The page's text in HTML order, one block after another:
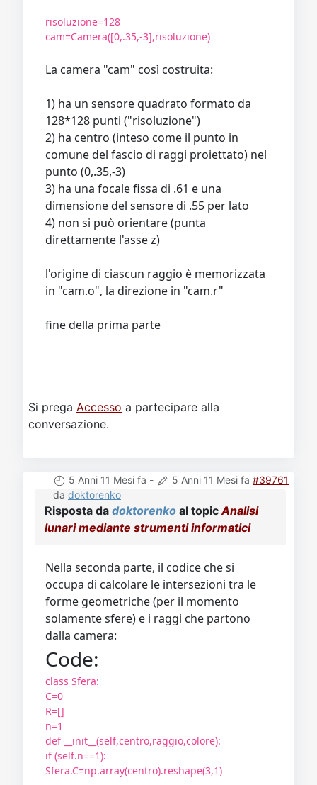
risoluzione=128
cam=Camera([0,.35,-3],risoluzione)
La camera "cam" così costruita:
1) ha un sensore quadrato formato da
128*128 punti ("risoluzione")
2) ha centro (inteso come il punto in
comune del fascio di raggi proiettato) nel
punto (0,.35,-3)
3) ha una focale fissa di .61 e una
dimensione del sensore di .55 per lato
4) non si può orientare (punta
direttamente l'asse z)
l'origine di ciascun raggio è memorizzata
in "cam.o", la direzione in "cam.r"
fine della prima parte
Si prega Accesso a partecipare alla
conversazione.
5 Anni 11 Mesi fa - 5 Anni 11 Mesi fa #39761
da doktorenko
Risposta da doktorenko al topicAnalisi
lunari mediante strumenti informatici
Nella seconda parte, il codice che si
occupa di calcolare le intersezioni tra le
forme geometriche (per il momento
solamente sfere) e i raggi che partono
dalla camera:
Code:
class Sfera:
C=0
R=[]
n=1
def __init__(self,centro,raggio,colore):
if (self.n==1):
Sfera.C=np.array(centro).reshape(3,1)